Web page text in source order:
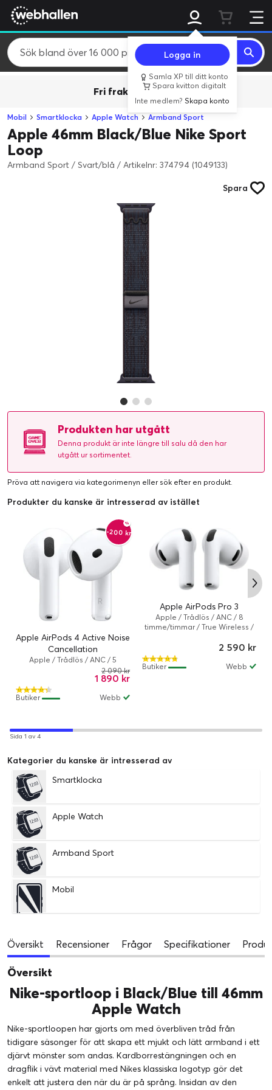
Logga in
Samla XP till ditt konto
Spara kvitton digitalt
Inte medlem?Skapa konto
Fri frakt över 800 kr.
Mobil Smartklocka Apple Watch Armband Sport
Apple 46mm Black/Blue Nike Sport
Loop
Armband Sport / Svart/blå / Artikelnr: 374794 (1049133)
Spara
Produkten har utgått
Denna produkt är inte längre till salu då den har
utgått ur sortimentet.
Pröva att navigera via kategorimenyn eller sök efter en produkt.
Produkter du kanske är intresserad av istället
-200 kr
Apple AirPods 4 Active Noise
Cancellation
Apple / Trådlös / ANC / 5
timme/timmar / True Wireless /
1 890 kr
2 090 kr
Webb
Butiker
Apple AirPods Pro 3
Apple / Trådlös / ANC / 8
timme/timmar / True Wireless /
2 590 kr
Webb
Butiker
Sida 1 av 4
Kategorier du kanske är intresserad av
Smartklocka
Apple Watch
Armband Sport
Mobil
Översikt Recensioner Frågor Specifikationer
Översikt
Nike-sportloop i Black/Blue till 46mm
Apple Watch
Nike-sportloopen har gjorts om med överbliven tråd från
tidigare säsonger för att skapa ett mjukt och lätt armband i ett
djärvt mönster som andas. Kardborrestängningen och en
dragflik i vävt material med Nikes klassiska logotyp gör det
enkelt att justera den när du är på språng. Insidan av den